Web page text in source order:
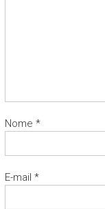
Nome *
E-mail *